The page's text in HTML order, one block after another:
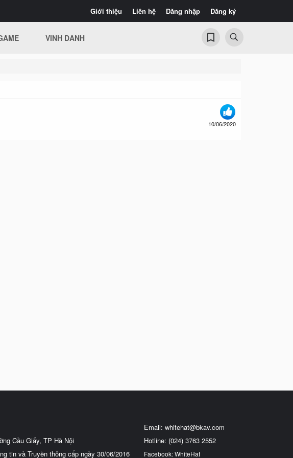
Giới thiệu Liên hệ Đăng nhập Đăng ký
VINH DANH
10/06/2020
Cầu Giấy, TP Hà Nội
tin và Truyền thông cấp ngày 30/06/2016
Email: whitehat@bkav.com
Hotline: (024) 3763 2552
Facebook: WhiteHat